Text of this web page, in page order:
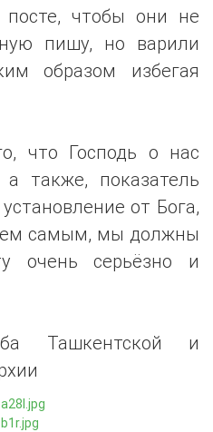
чтобы они не
пишу, но варили
образом избегая
что Господь о нас
а также, показатель
от Бога,
самым, мы должны
очень серьёзно и
Ташкентской и